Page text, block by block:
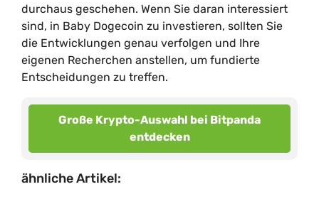
durchaus geschehen. Wenn Sie daran interessiert
sind, in Baby Dogecoin zu investieren, sollten Sie
die Entwicklungen genau verfolgen und Ihre
eigenen Recherchen anstellen, um fundierte
Entscheidungen zu treffen.
Große Krypto-Auswahl bei Bitpanda
entdecken
ähnliche Artikel: